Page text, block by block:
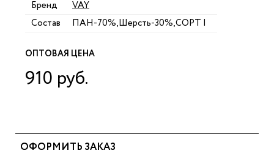
ОПТОВАЯ ЦЕНА
910 руб.
Бренд
VAY
Состав
ПАН-70%,Шерсть-30%,СОРТ I
ОФОРМИТЬ ЗАКАЗ